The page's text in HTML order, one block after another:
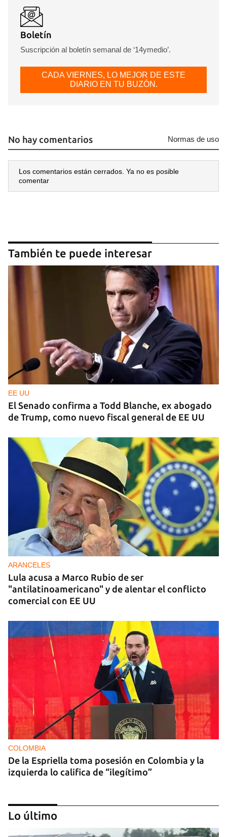
Boletín
Suscripción al boletín semanal de ‘14ymedio’.
CADA VIERNES, LO MEJOR DE ESTE
DIARIO EN TU BUZÓN.
No hay comentarios Normas de uso
Los comentarios están cerrados. Ya no es posible
comentar
También te puede interesar
EE UU
El Senado confirma a Todd Blanche, ex abogado
de Trump, como nuevo fiscal general de EE UU
ARANCELES
Lula acusa a Marco Rubio de ser
"antilatinoamericano" y de alentar el conflicto
comercial con EE UU
COLOMBIA
De la Espriella toma posesión en Colombia y la
izquierda lo califica de “ilegítimo”
Lo último